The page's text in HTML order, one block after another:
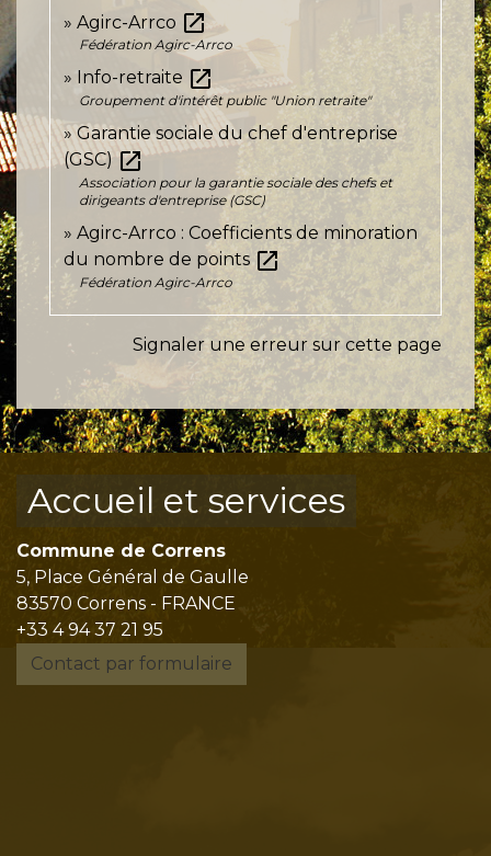
Agirc-Arrco open_in_new
Fédération Agirc-Arrco
Info-retraite open_in_new
Groupement d'intérêt public "Union retraite"
Garantie sociale du chef d'entreprise
(GSC)open_in_new
Association pour la garantie sociale des chefs et
dirigeants d'entreprise (GSC)
Agirc-Arrco : Coefficients de minoration
du nombre de pointsopen_in_new
Fédération Agirc-Arrco
Signaler une erreur sur cette page
Accueil et services
Commune de Correns
5, Place Général de Gaulle
83570 Correns - FRANCE
+33 4 94 37 21 95
Contact par formulaire